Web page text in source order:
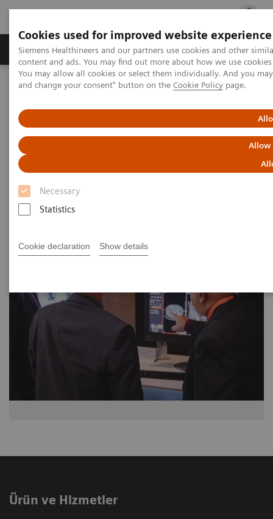
Cookies used for improved website experience
Siemens Healthineers and our partners use cookies and other
content and ads. You may find out more about how we use
You may allow all cookies or select them individually. And you
and change your consent" button on the Cookie Policy page.
Allow
Necessary
Statistics
Cookie declaration Show details
Ürün ve Hizmetler Öne Çıkanlar Sağlık
Siemens Healthineers Türkiye
Tıbbi Görüntüleme
MI World Summit 2026 Moments
Image 81
Image 81
Ürün ve Hizmetler